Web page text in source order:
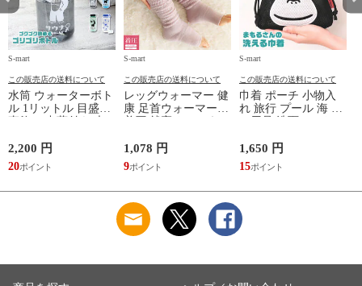
S-mart
この販売店の送料について
水筒 ウォーターボト
ル 1リットル 目盛り
マイボトル 動物 ア
ニマル ゴリラ ごリ
ラックス ゴリゴリボ
2,200 円
20
S-mart
この販売店の送料について
レッグウォーマー 健
康 足首ウォーマー
ふんわり 足湯のよう
なぽかぽかナイトウ
ォーマー inf-26
1,078 円
9
S-mart
この販売店の送料について
巾着 ポーチ 小物入
れ 旅行 プール 海 バ
サウナ ごリラックス
まもるさんの洗える
巾着 ブラック 黒
1,650 円
15